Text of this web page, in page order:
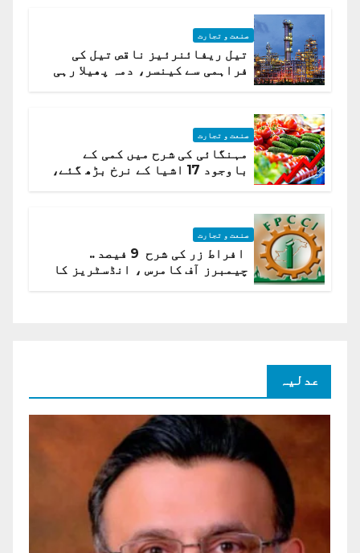
صنعت و تجارت
تیل ریفائنرئیز ناقص تیل کی
فراہمی سے کینسر، دمہ پھیلا رہی
صنعت و تجارت
مہنگائی کی شرح میں کمی کے
باوجود 17 اشیا کے نرخ بڑھ گئے،
صنعت و تجارت
افراط زر کی شرح 9 فیصد ..
چیمبرز آف کامرس ، انڈسٹریز کا
عدلیہ